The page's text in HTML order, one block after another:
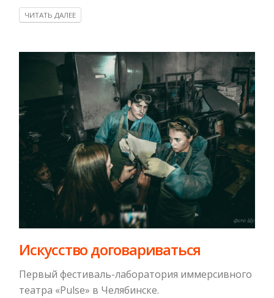
ЧИТАТЬ ДАЛЕЕ
Искусство договариваться
Первый фестиваль-лаборатория иммерсивного
театра «Pulsе» в Челябинске.